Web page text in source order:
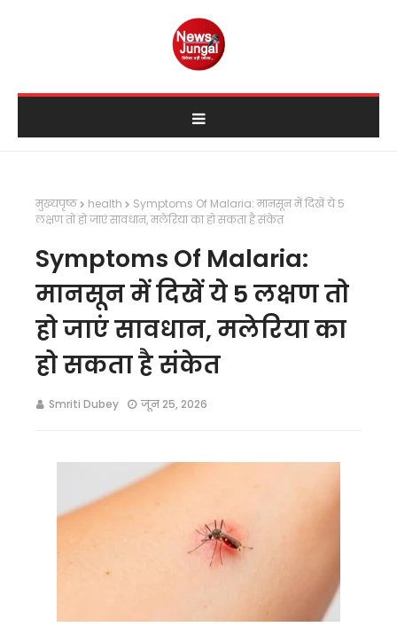
मुख्यपृष्ठ health
Symptoms Of Malaria: मानसून में दिखें ये 5
लक्षण तो हो जाएं सावधान, मलेरिया का हो सकता है संकेत
Symptoms Of Malaria:
मानसून में दिखें ये 5 लक्षण तो
हो जाएं सावधान, मलेरिया का
हो सकता है संकेत
Smriti Dubey जून 25, 2026